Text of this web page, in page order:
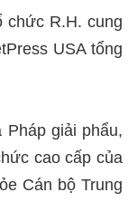
chức R.H. cung
USA tổng
giải phẩu,
cao cấp của
Cán bộ Trung